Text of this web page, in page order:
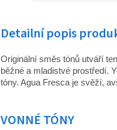
Detailní popis
Originální směs tónů utváří
běžné a mladistvé prostředí.
tóny. Agua Fresca je svěží,
VONNÉ TÓNY